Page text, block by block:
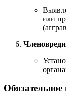
или
Обязательное